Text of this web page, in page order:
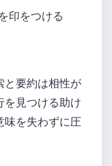
印をつける
と要約は相性が
を見つける助け
味を失わずに圧